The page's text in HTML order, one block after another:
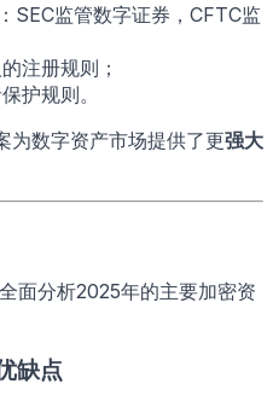
SEC监管数字证券，CFTC监
注册规则；
护规则。
为数字资产市场提供了更强大
全面分析2025年的主要加密资
缺点